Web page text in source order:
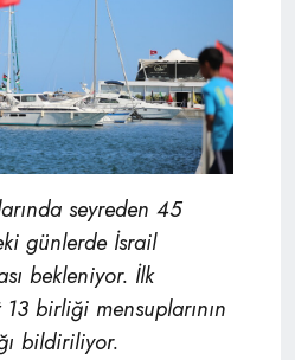
seyreden 45
günlerde İsrail
bekleniyor. İlk
birliği mensuplarının
bildiriliyor.